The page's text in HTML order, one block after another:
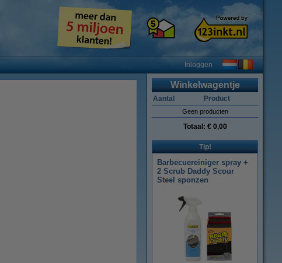
Inloggen
Winkelwagentje
Aantal Product
Geen producten
Totaal: € 0,00
Tip!
Barbecuereiniger spray +
2 Scrub Daddy Scour
Steel sponzen